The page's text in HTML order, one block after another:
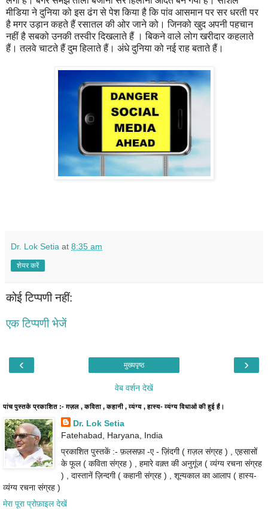
मीडिया ने दुनिया को इस ढंग से पेश किया है कि पांव आसमान पर सर धरती पर
है मगर उड़ान कहते हैं रसातल की ओर जाने को। जिनको खुद अपनी पहचान
नहीं है सबको उनकी तस्वीर दिखलाते हैं । बिकने वाले लोग खरीदार कहलाते
हैं। तलवे चाटते हैं दुम हिलाते हैं। अंधे दुनिया को नई राह बताते हैं।
Dr. Lok Setia at 8:35 am
शेयर करें
कोई टिप्पणी नहीं:
एक टिप्पणी भेजें
‹ ›
मुख्यपृष्ठ
वेब वर्शन देखें
पांच पुस्तकें प्रकाशित :- ग़ज़ल , कविता , कहानी , व्यंग्य , हास्य- व्यंग्य विधाओं की हुई हैं।
Dr. Lok Setia
Fatehabad, Haryana, India
प्रकाशित पुस्तकें :- फ़लसफ़ा -ए - ज़िंदगी ( ग़ज़ल संग्रह ) , एहसासों
के फूल ( कविता संग्रह ) , हमारे वक़्त की अनुगूंज ( व्यंग्य रचना संग्रह
) , दास्तानें ज़िन्दगी ( कहानी संग्रह ) , शून्यकाल का आलाप ( हास्य-
व्यंग्य रचना संग्रह )
मेरा पूरा प्रोफ़ाइल देखें